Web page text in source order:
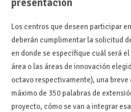
presentación
Los centros que deseen participar
deberán cumplimentar la solicitud
en donde se especifique cuál será
área o las áreas de innovación
octavo respectivamente), una
máximo de 350 palabras de
proyecto, cómo se van a integrar